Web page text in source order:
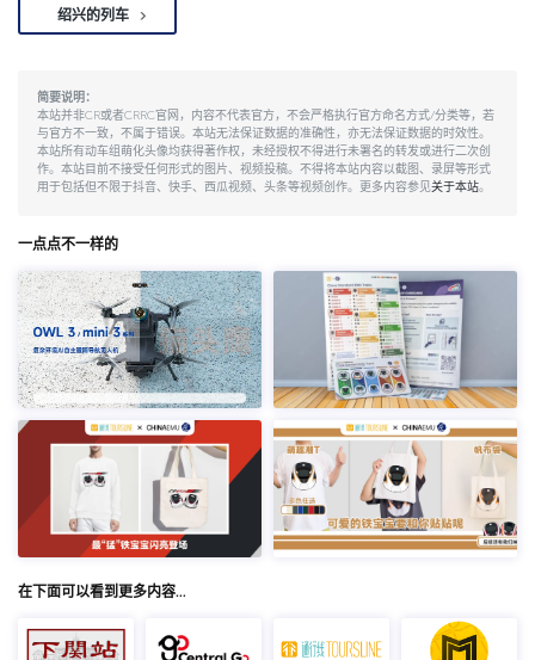
绍兴的列车
简要说明：
本站并非CR或者CRRC官网，内容不代表官方，不会严格执行官方命名方式/分类等，若
与官方不一致，不属于错误。本站无法保证数据的准确性，亦无法保证数据的时效性。
本站所有动车组萌化头像均获得著作权，未经授权不得进行未署名的转发或进行二次创
作。本站目前不接受任何形式的图片、视频投稿。不得将本站内容以截图、录屏等形式
用于包括但不限于抖音、快手、西瓜视频、头条等视频创作。更多内容参见关于本站。
一点点不一样的
在下面可以看到更多内容…